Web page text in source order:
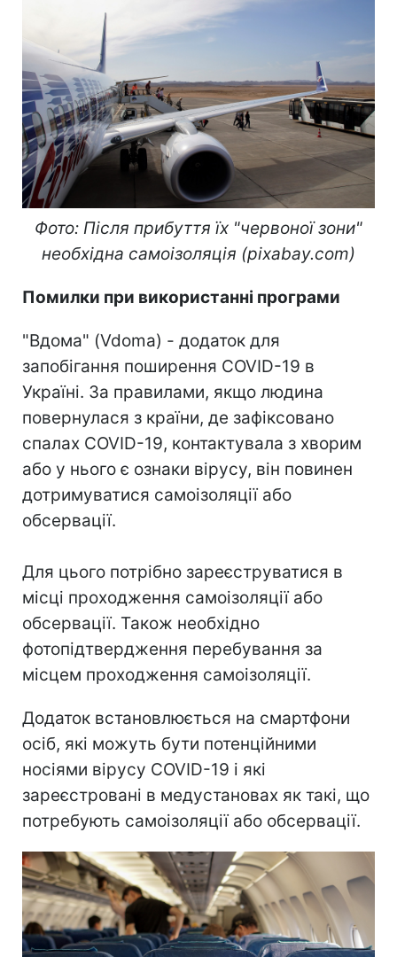
Фото: Після прибуття їх "червоної зони"
необхідна самоізоляція (pixabay.com)
Помилки при використанні програми
"Вдома" (Vdoma) - додаток для
запобігання поширення COVID-19 в
Україні. За правилами, якщо людина
повернулася з країни, де зафіксовано
спалах COVID-19, контактувала з хворим
або у нього є ознаки вірусу, він повинен
дотримуватися самоізоляції або
обсервації.
Для цього потрібно зареєструватися в
місці проходження самоізоляції або
обсервації. Також необхідно
фотопідтвердження перебування за
місцем проходження самоізоляції.
Додаток встановлюється на смартфони
осіб, які можуть бути потенційними
носіями вірусу COVID-19 і які
зареєстровані в медустановах як такі, що
потребують самоізоляції або обсервації.